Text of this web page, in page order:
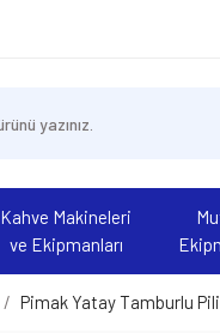
Kahve Makineleri
ve Ekipmanları
Pimak Yatay Tamburlu